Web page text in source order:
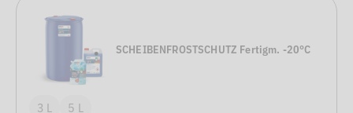
SCHEIBENFROSTSCHUTZ Fertigm. -20°C
3 L
5 L